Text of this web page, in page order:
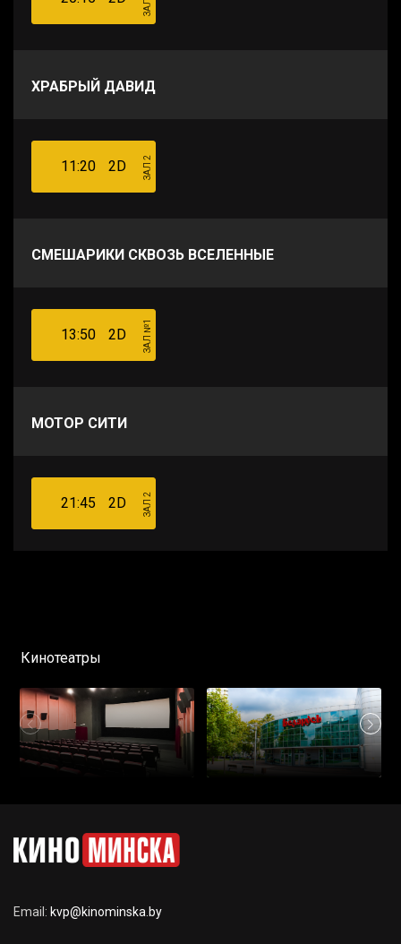
ХРАБРЫЙ ДАВИД
11:20 2D ЗАЛ 2
СМЕШАРИКИ СКВОЗЬ ВСЕЛЕННЫЕ
13:50 2D ЗАЛ №1
МОТОР СИТИ
21:45 2D ЗАЛ 2
Кинотеатры
Email: kvp@kinominska.by